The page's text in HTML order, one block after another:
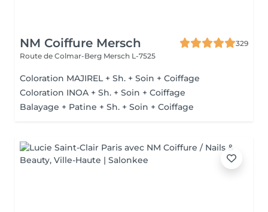
NM Coiffure Mersch
329
Route de Colmar-Berg Mersch L-7525
Coloration MAJIREL + Sh. + Soin + Coiffage
Coloration INOA + Sh. + Soin + Coiffage
Balayage + Patine + Sh. + Soin + Coiffage